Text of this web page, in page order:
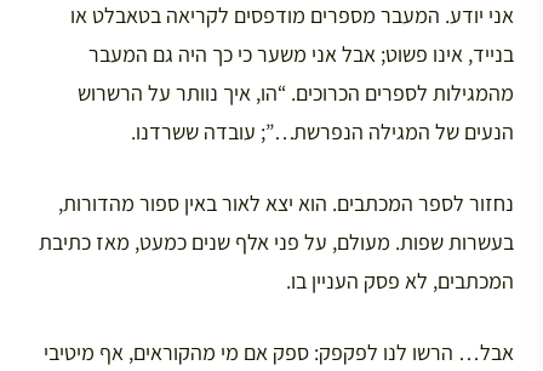
אני יודע. המעבר מספרים מודפסים לקריאה בטאבלט או
בנייד, אינו פשוט; אבל אני משער כי כך היה גם המעבר
מהמגילות לספרים הכרוכים. “הו, איך נוותר על הרשרוש
הנעים של המגילה הנפרשת…”; עובדה ששרדנו.
נחזור לספר המכתבים. הוא יצא לאור באין ספור מהדורות,
בעשרות שפות. מעולם, על פני אלף שנים כמעט, מאז כתיבת
המכתבים, לא פסק העניין בו.
אבל… הרשו לנו לפקפק: ספק אם מי מהקוראים, אף מיטיבי